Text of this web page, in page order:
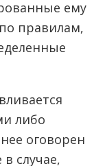
ему
правилам,
либо
оговорен
случае,